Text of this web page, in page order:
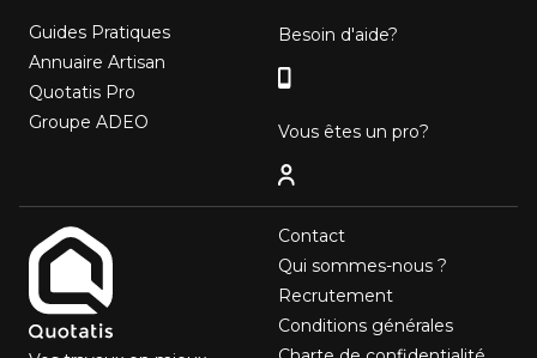
Contact
Qui sommes-nous ?
Recrutement
Conditions générales
Guides Pratiques
Annuaire Artisan
Quotatis Pro
Groupe ADEO
Besoin d'aide?
Vous êtes un pro?